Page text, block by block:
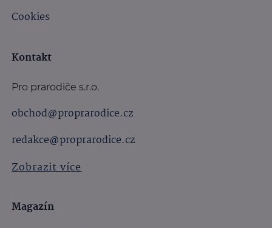
Cookies
Kontakt
Pro prarodiče s.r.o.
obchod@proprarodice.cz
redakce@proprarodice.cz
Zobrazit více
Magazín